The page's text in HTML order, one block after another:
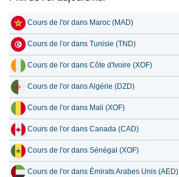
Cours de l'or dans Maroc (MAD)
Cours de l'or dans Tunisie (TND)
Cours de l'or dans Côte d'Ivoire (XOF)
Cours de l'or dans Algérie (DZD)
Cours de l'or dans Mali (XOF)
Cours de l'or dans Canada (CAD)
Cours de l'or dans Sénégal (XOF)
Cours de l'or dans Émirats Arabes Unis (AED)